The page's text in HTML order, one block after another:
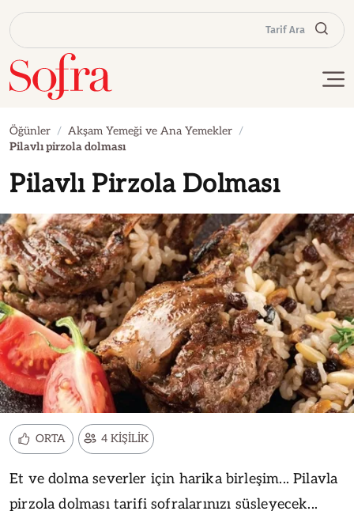
Tarif Ara
Öğünler
Akşam Yemeği ve Ana Yemekler
Pilavlı pirzola dolması
Pilavlı Pirzola Dolması
ORTA 4 KİŞİLİK
Et ve dolma severler için harika birleşim... Pilavla
pirzola dolması tarifi sofralarınızı süsleyecek...